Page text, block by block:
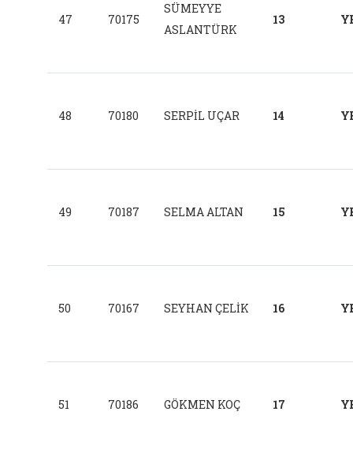
47 70175
SÜMEYYE
ASLANTÜRK
13
48 70180 SERPİL UÇAR 14
49 70187 SELMA ALTAN 15
50 70167 SEYHAN ÇELİK 16
51 70186 GÖKMEN KOÇ 17